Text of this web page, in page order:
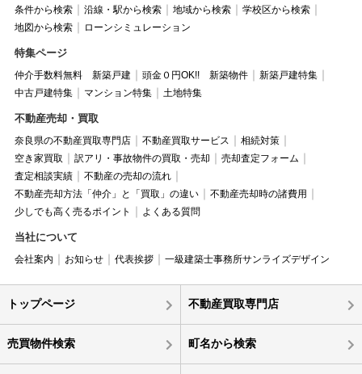
条件から検索 沿線・駅から検索 地域から検索
学校区から検索
地図から検索
ローンシミュレーション
特集ページ
仲介手数料無料 新築戸建 頭金０円OK!! 新築物件
新築戸建特集
中古戸建特集
マンション特集 土地特集
不動産売却・買取
奈良県の不動産買取専門店 不動産買取サービス
相続対策
空き家買取
訳アリ・事故物件の買取・売却
売却査定フォーム
査定相談実績
不動産の売却の流れ
不動産売却方法「仲介」と「買取」の違い
不動産売却時の諸費用
少しでも高く売るポイント
よくある質問
当社について
会社案内 お知らせ 代表挨拶 一級建築士事務所サンライズデザイン
トップページ 不動産買取専門店
売買物件検索 町名から検索